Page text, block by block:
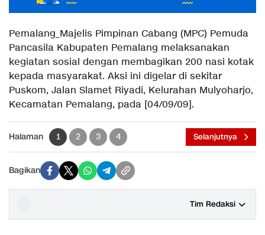
Pemalang_Majelis Pimpinan Cabang (MPC) Pemuda
Pancasila Kabupaten Pemalang melaksanakan
kegiatan sosial dengan membagikan 200 nasi kotak
kepada masyarakat. Aksi ini digelar di sekitar
Puskom, Jalan Slamet Riyadi, Kelurahan Mulyoharjo,
Kecamatan Pemalang, pada [04/09/09].
Halaman 1 2 3 4 Selanjutnya
Bagikan
Tim Redaksi